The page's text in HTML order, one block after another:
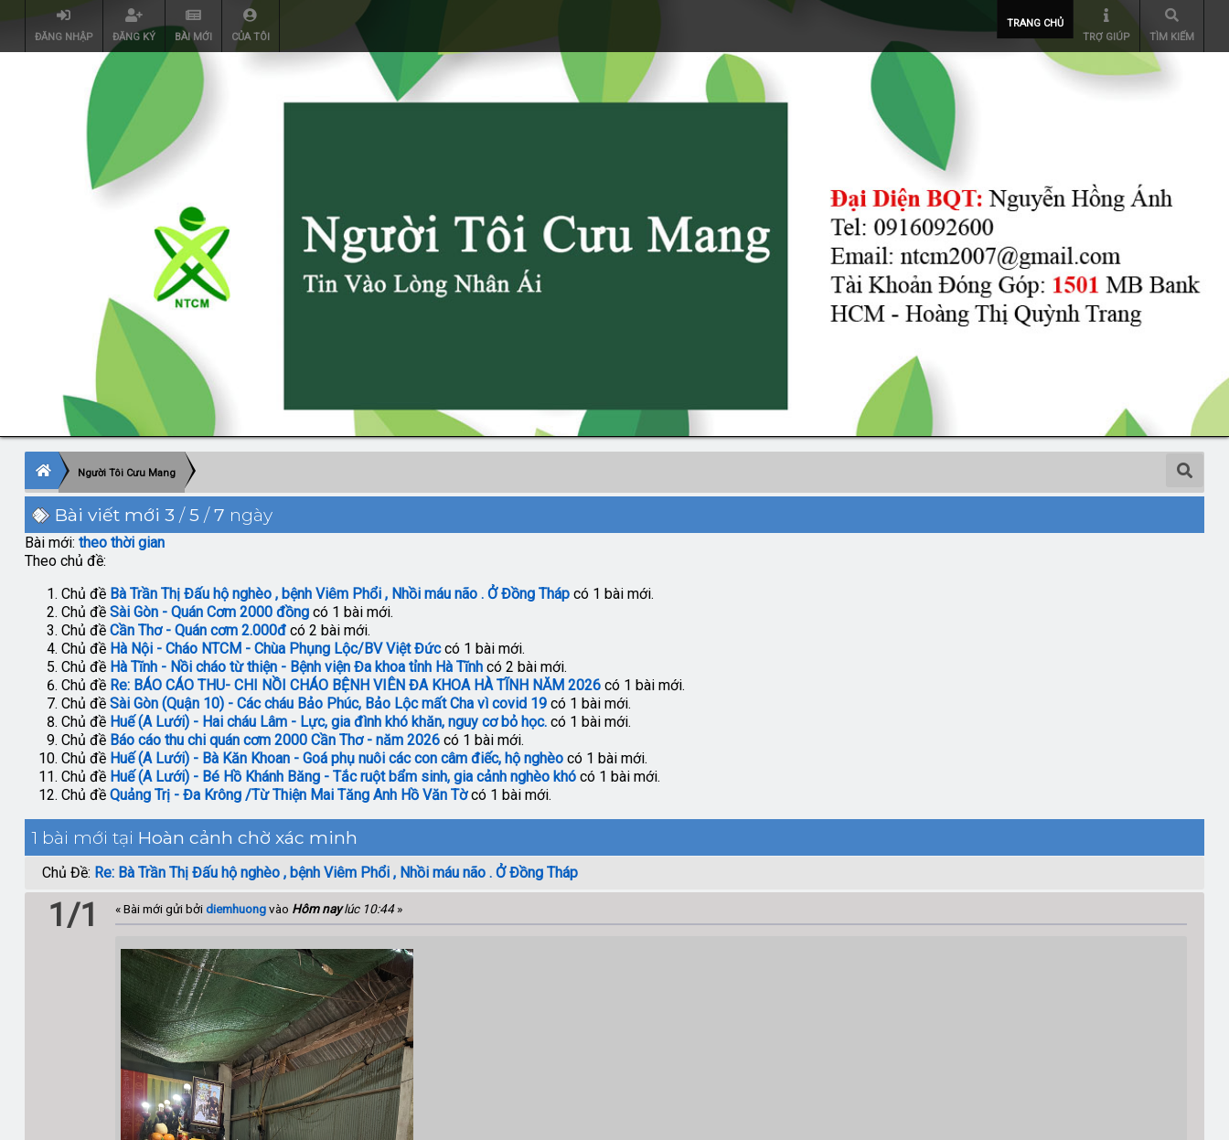
ĐĂNG NHẬP ĐĂNG KÝ BÀI MỚI CỦA TÔI
TRANG CHỦ
TRỢ GIÚP
TÌM KIẾM
Người Tôi Cưu Mang
Bài viết mới 3 /5 /7 ngày
Bài mới: theo thời gian
Theo chủ đề:
Chủ đề Bà Trần Thị Đấu hộ nghèo , bệnh Viêm Phổi , Nhồi máu não . Ở Đồng Thápcó 1 bài mới.
Chủ đề Sài Gòn - Quán Cơm 2000 đồngcó 1 bài mới.
Chủ đề Cần Thơ - Quán cơm 2.000đcó 2 bài mới.
Chủ đề Hà Nội - Cháo NTCM - Chùa Phụng Lộc/BV Việt Đứccó 1 bài mới.
Chủ đề Hà Tĩnh - Nồi cháo từ thiện - Bệnh viện Đa khoa tỉnh Hà Tĩnhcó 2 bài mới.
Chủ đề Re: BÁO CÁO THU- CHI NỒI CHÁO BỆNH VIÊN ĐA KHOA HÀ TĨNH NĂM 2026có 1 bài mới.
Chủ đề Sài Gòn (Quận 10) - Các cháu Bảo Phúc, Bảo Lộc mất Cha vì covid 19có 1 bài mới.
Chủ đề Huế (A Lưới) - Hai cháu Lâm - Lực, gia đình khó khăn, nguy cơ bỏ học.có 1 bài mới.
Chủ đề Báo cáo thu chi quán cơm 2000 Cần Thơ - năm 2026có 1 bài mới.
Chủ đề Huế (A Lưới) - Bà Kăn Khoan - Goá phụ nuôi các con câm điếc, hộ nghèocó 1 bài mới.
Chủ đề Huế (A Lưới) - Bé Hồ Khánh Băng - Tắc ruột bẩm sinh, gia cảnh nghèo khócó 1 bài mới.
Chủ đề Quảng Trị - Đa Krông /Từ Thiện Mai Tăng Anh Hồ Văn Tờcó 1 bài mới.
1 bài mới tại Hoàn cảnh chờ xác minh
Chủ Đề: Re: Bà Trần Thị Đấu hộ nghèo , bệnh Viêm Phổi , Nhồi máu não . Ở Đồng Tháp
1/1 « Bài mới gửi bởidiemhuong vào Hôm naylúc 10:44»